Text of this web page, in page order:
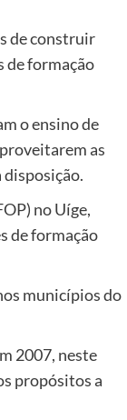
de construir
de formação
o ensino de
as
disposição.
no Uíge,
de formação
municípios do
2007, neste
propósitos a